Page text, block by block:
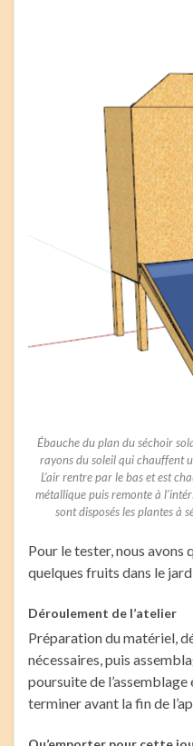
Ébauche du plan du séchoir
rayons du soleil qui chauffent
L’air rentre par le bas et est
métallique puis remonte à
sont disposés les plantes à
Pour le tester, nous avons
quelques fruits dans le
Déroulement de l’atelier
Préparation du matériel,
nécessaires, puis
poursuite de
terminer avant la fin de